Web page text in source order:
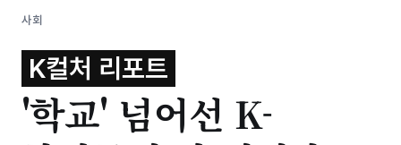
사회
K컬처 리포트
'학교' 넘어선 K-